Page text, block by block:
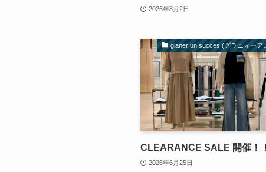
2026年8月2日
glaner un succes (グラニィーア
CLEARANCE SALE 開催！！
2026年6月25日